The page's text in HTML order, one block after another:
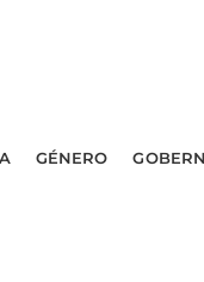
GÉNERO